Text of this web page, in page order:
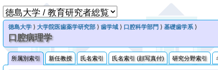
徳島大学 ⟩大学院医歯薬学研究部 ⟩歯学域 ⟩ 口腔科学部門 ⟩基礎歯学系⟩
口腔病理学
所属別索引 新任教授 氏名索引 氏名索引 (顔写真付) 研究分野索引